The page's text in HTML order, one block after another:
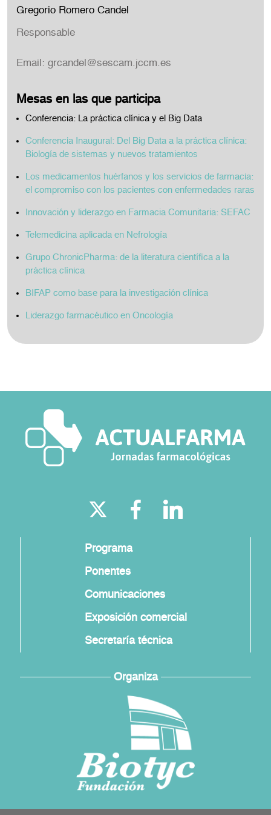
Gregorio Romero Candel
Responsable
Email: grcandel@sescam.jccm.es
Mesas en las que participa
Conferencia: La práctica clínica y el Big Data
Conferencia Inaugural: Del Big Data a la práctica clínica:
Biología de sistemas y nuevos tratamientos
Los medicamentos huérfanos y los servicios de farmacia:
el compromiso con los pacientes con enfermedades raras
Innovación y liderazgo en Farmacia Comunitaria: SEFAC
Telemedicina aplicada en Nefrología
Grupo ChronicPharma: de la literatura científica a la
práctica clínica
BIFAP como base para la investigación clínica
Liderazgo farmacéutico en Oncología
Programa
Ponentes
Comunicaciones
Exposición comercial
Secretaría técnica
Organiza